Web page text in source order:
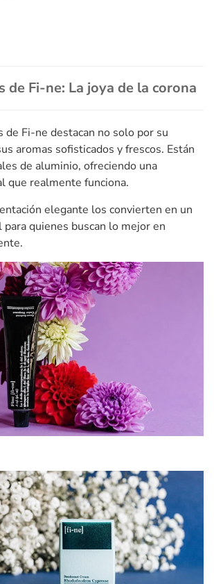
de Fi-ne: La joya de la corona
de Fi-ne destacan no solo por su
aromas sofisticados y frescos. Están
de aluminio, ofreciendo una
que realmente funciona.
elegante los convierten en un
quienes buscan lo mejor en